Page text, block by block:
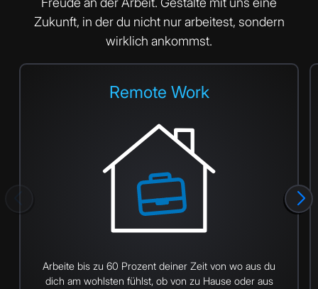
Zukunft, in der du nicht nur arbeitest, sondern
wirklich ankommst.
Remote Work
Arbeite bis zu 60 Prozent deiner Zeit von wo aus du
dich am wohlsten fühlst, ob von zu Hause oder aus